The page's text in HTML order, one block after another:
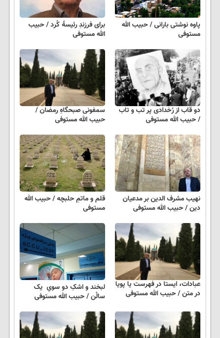
پاوه نوشتی بارانی / حبیب الله
مستوفی
برای فرزندِ رئیسهٔ کُرد / حبیب
الله مستوفی
دو قاب از رُخدادی پر تب و تاب
/ حبیب الله مستوفی
سمفونی صبحگاهِ رمضان /
حبیب الله مستوفی
نهیب مشرف الدین بر مدعیان
دین / حبیب الله مستوفی
قلم و ماتمِ حلبچه / حبیب الله
مستوفی
عبادات، ایستا در فهرست یا پویا
در متن / حبیب الله مستوفی
لبخند و اشکِ دو سویِ یک
سالُن / حبیب الله مستوفی